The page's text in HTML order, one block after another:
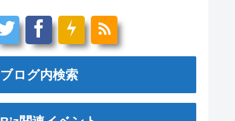
ブログ内検索